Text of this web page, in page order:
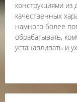
конструкциями
качественных
намного более
обрабатывать,
устанавливать и